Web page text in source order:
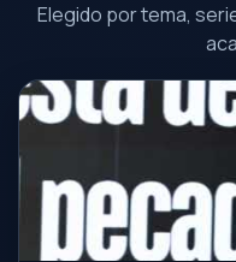
Elegido por tema,